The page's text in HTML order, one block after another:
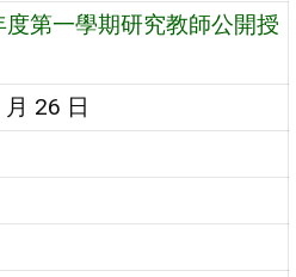
度第一學期研究教師公開授
26 日